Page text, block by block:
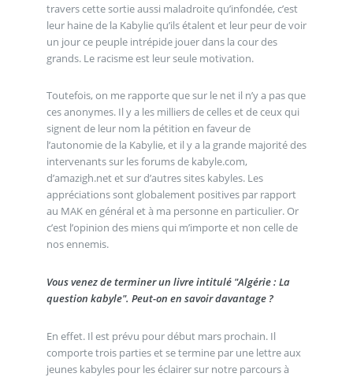
travers cette sortie aussi maladroite qu’infondée, c’est
leur haine de la Kabylie qu’ils étalent et leur peur de voir
un jour ce peuple intrépide jouer dans la cour des
grands. Le racisme est leur seule motivation.
Toutefois, on me rapporte que sur le net il n’y a pas que
ces anonymes. Il y a les milliers de celles et de ceux qui
signent de leur nom la pétition en faveur de
l’autonomie de la Kabylie, et il y a la grande majorité des
intervenants sur les forums de kabyle.com,
d’amazigh.net et sur d’autres sites kabyles. Les
appréciations sont globalement positives par rapport
au MAK en général et à ma personne en particulier. Or
c’est l’opinion des miens qui m’importe et non celle de
nos ennemis.
Vous venez de terminer un livre intitulé "Algérie : La
question kabyle". Peut-on en savoir davantage ?
En effet. Il est prévu pour début mars prochain. Il
comporte trois parties et se termine par une lettre aux
jeunes kabyles pour les éclairer sur notre parcours à